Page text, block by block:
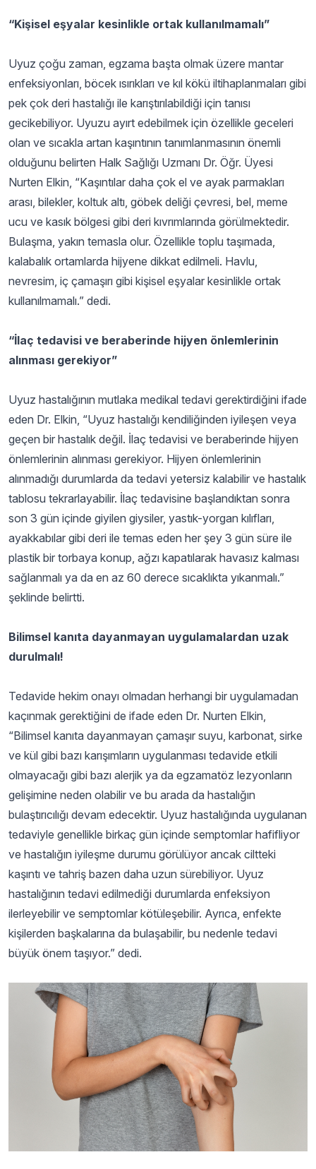
“Kişisel eşyalar kesinlikle ortak kullanılmamalı”
Uyuz çoğu zaman, egzama başta olmak üzere mantar
enfeksiyonları, böcek ısırıkları ve kıl kökü iltihaplanmaları gibi
pek çok deri hastalığı ile karıştırılabildiği için tanısı
gecikebiliyor. Uyuzu ayırt edebilmek için özellikle geceleri
olan ve sıcakla artan kaşıntının tanımlanmasının önemli
olduğunu belirten Halk Sağlığı Uzmanı Dr. Öğr. Üyesi
Nurten Elkin, “Kaşıntılar daha çok el ve ayak parmakları
arası, bilekler, koltuk altı, göbek deliği çevresi, bel, meme
ucu ve kasık bölgesi gibi deri kıvrımlarında görülmektedir.
Bulaşma, yakın temasla olur. Özellikle toplu taşımada,
kalabalık ortamlarda hijyene dikkat edilmeli. Havlu,
nevresim, iç çamaşırı gibi kişisel eşyalar kesinlikle ortak
kullanılmamalı.” dedi.
“İlaç tedavisi ve beraberinde hijyen önlemlerinin
alınması gerekiyor”
Uyuz hastalığının mutlaka medikal tedavi gerektirdiğini ifade
eden Dr. Elkin, “Uyuz hastalığı kendiliğinden iyileşen veya
geçen bir hastalık değil. İlaç tedavisi ve beraberinde hijyen
önlemlerinin alınması gerekiyor. Hijyen önlemlerinin
alınmadığı durumlarda da tedavi yetersiz kalabilir ve hastalık
tablosu tekrarlayabilir. İlaç tedavisine başlandıktan sonra
son 3 gün içinde giyilen giysiler, yastık-yorgan kılıfları,
ayakkabılar gibi deri ile temas eden her şey 3 gün süre ile
plastik bir torbaya konup, ağzı kapatılarak havasız kalması
sağlanmalı ya da en az 60 derece sıcaklıkta yıkanmalı.”
şeklinde belirtti.
Bilimsel kanıta dayanmayan uygulamalardan uzak
durulmalı!
Tedavide hekim onayı olmadan herhangi bir uygulamadan
kaçınmak gerektiğini de ifade eden Dr. Nurten Elkin,
“Bilimsel kanıta dayanmayan çamaşır suyu, karbonat, sirke
ve kül gibi bazı karışımların uygulanması tedavide etkili
olmayacağı gibi bazı alerjik ya da egzamatöz lezyonların
gelişimine neden olabilir ve bu arada da hastalığın
bulaştırıcılığı devam edecektir. Uyuz hastalığında uygulanan
tedaviyle genellikle birkaç gün içinde semptomlar hafifliyor
ve hastalığın iyileşme durumu görülüyor ancak ciltteki
kaşıntı ve tahriş bazen daha uzun sürebiliyor. Uyuz
hastalığının tedavi edilmediği durumlarda enfeksiyon
ilerleyebilir ve semptomlar kötüleşebilir. Ayrıca, enfekte
kişilerden başkalarına da bulaşabilir, bu nedenle tedavi
büyük önem taşıyor.” dedi.